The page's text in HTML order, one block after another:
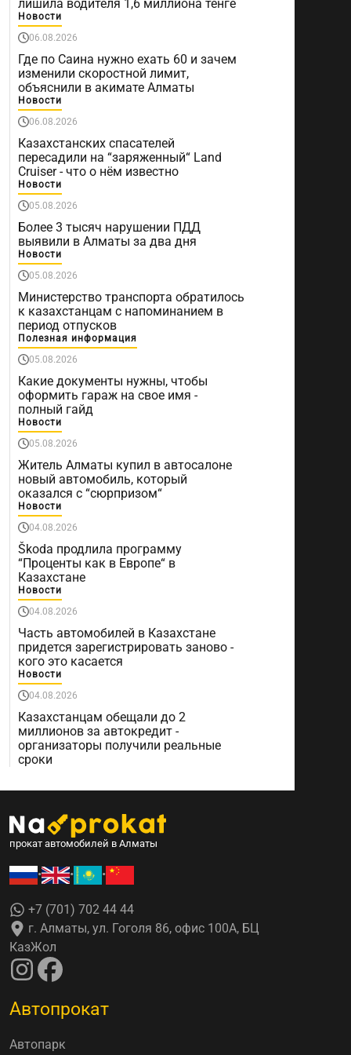
лишила водителя 1,6 миллиона тенге
Новости
06.08.2026
Где по Саина нужно ехать 60 и зачем
изменили скоростной лимит,
объяснили в акимате Алматы
Новости
06.08.2026
Казахстанских спасателей
пересадили на “заряженный“ Land
Cruiser - что о нём известно
Новости
05.08.2026
Более 3 тысяч нарушении ПДД
выявили в Алматы за два дня
Новости
05.08.2026
Министерство транспорта обратилось
к казахстанцам с напоминанием в
период отпусков
Полезная информация
05.08.2026
Какие документы нужны, чтобы
оформить гараж на свое имя -
полный гайд
Новости
05.08.2026
Житель Алматы купил в автосалоне
новый автомобиль, который
оказался с “сюрпризом“
Новости
04.08.2026
Škoda продлила программу
“Проценты как в Европе“ в
Казахстане
Новости
04.08.2026
Часть автомобилей в Казахстане
придется зарегистрировать заново -
кого это касается
Новости
04.08.2026
Казахстанцам обещали до 2
миллионов за автокредит -
организаторы получили реальные
сроки
прокат автомобилей в Алматы
• • •
+7 (701) 702 44 44
г. Алматы, ул. Гоголя 86, офис 100А, БЦ
КазЖол
Автопрокат
Автопарк